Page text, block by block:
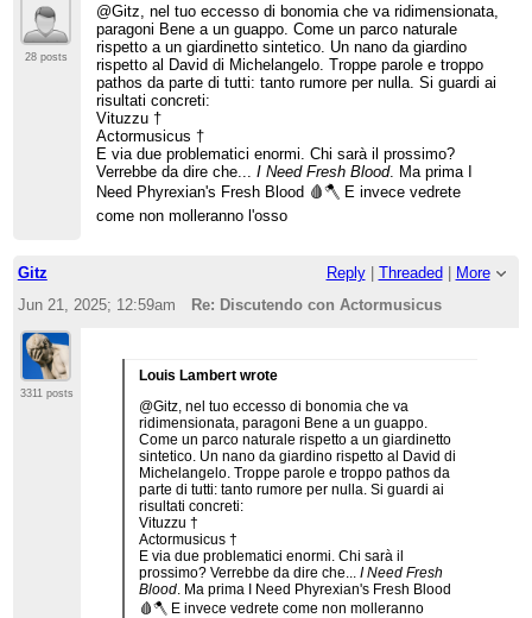
28 posts
@Gitz, nel tuo eccesso di bonomia che va ridimensionata,
paragoni Bene a un guappo. Come un parco naturale
rispetto a un giardinetto sintetico. Un nano da giardino
rispetto al David di Michelangelo. Troppe parole e troppo
pathos da parte di tutti: tanto rumore per nulla. Si guardi ai
risultati concreti:
Vituzzu †
Actormusicus †
E via due problematici enormi. Chi sarà il prossimo?
Verrebbe da dire che...I Need Fresh Blood. Ma prima I
Need Phyrexian's Fresh Blood 🩸🪓 E invece vedrete
come non molleranno l'osso
Gitz Reply| Threaded
More
Jun 21, 2025; 12:59am
Re: Discutendo con Actormusicus
3311 posts
Louis Lambert wrote
@Gitz, nel tuo eccesso di bonomia che va
ridimensionata, paragoni Bene a un guappo.
Come un parco naturale rispetto a un giardinetto
sintetico. Un nano da giardino rispetto al David di
Michelangelo. Troppe parole e troppo pathos da
parte di tutti: tanto rumore per nulla. Si guardi ai
risultati concreti:
Vituzzu †
Actormusicus †
E via due problematici enormi. Chi sarà il
prossimo? Verrebbe da dire che...I Need Fresh
Blood . Ma prima I Need Phyrexian's Fresh Blood
🩸🪓 E invece vedrete come non molleranno